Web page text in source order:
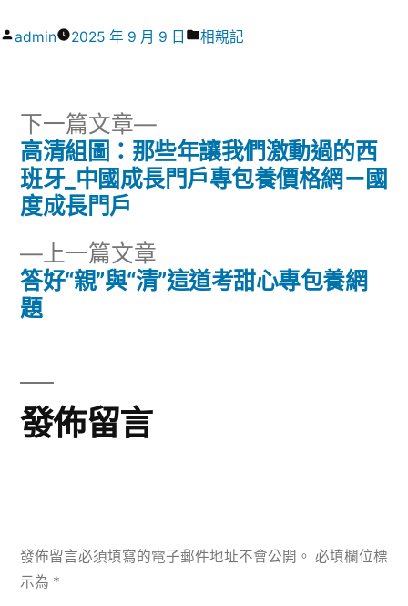
作
admin 2025 年 9 月 9 日
分
相親記
文
章
導
覽
上一篇文章
一
答好“親”與“清”這道考甜心專包養網
題
下一篇文章
下
一
篇
高清組圖：那些年讓我們激動過的西
班牙_中國成長門戶專包養價格網－國
度成長門戶
發佈留言
發佈留言必須填寫的電子郵件地址不會公開。 必填欄位標
示為 *